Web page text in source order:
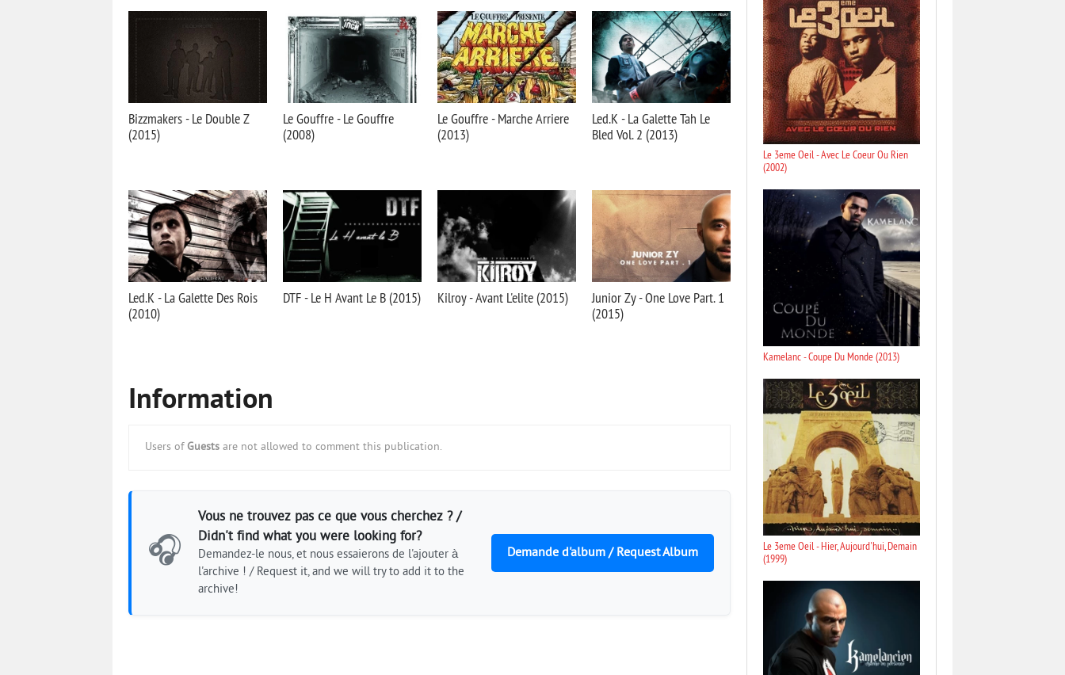
Bizzmakers - Le Double Z
(2015)
Le Gouffre - Le Gouffre
(2008)
Le Gouffre - Marche Arriere
(2013)
Led.K - La Galette Tah Le
Bled Vol. 2 (2013)
Led.K - La Galette Des Rois
(2010)
DTF - Le H Avant Le B (2015) Kilroy - Avant L'elite (2015)
Junior Zy - One Love Part. 1
(2015)
Information
Users of Guests are not allowed to comment this publication.
🎧
Vous ne trouvez pas ce que vous cherchez ? /
Didn't find what you were looking for?
Demandez-le nous, et nous essaierons de l'ajouter à
l'archive ! / Request it, and we will try to add it to the
archive!
Demande d'album / Request Album
Le 3eme Oeil - Avec Le Coeur Ou Rien
(2002)
Kamelanc - Coupe Du Monde (2013)
Le 3eme Oeil - Hier, Aujourd'hui, Demain
(1999)